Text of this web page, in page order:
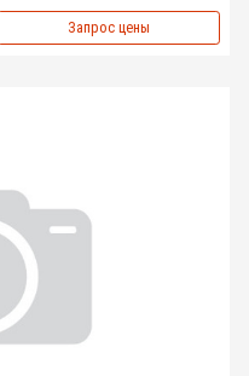
Запрос цены